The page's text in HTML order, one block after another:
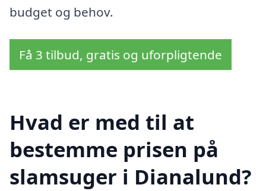
budget og behov.
Få 3 tilbud, gratis og uforpligtende
Hvad er med til at
bestemme prisen på
slamsuger i Dianalund?